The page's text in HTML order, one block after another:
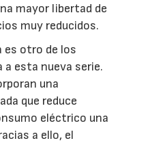
mayor libertad de
muy reducidos.
es otro de los
esta nueva serie.
una
que reduce
eléctrico una
a ello, el